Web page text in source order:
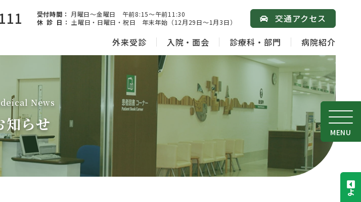
受付時間： 月曜日～金曜日 午前8:15～午前11:30
休 診 日 ： 土曜日・日曜日・祝日 年末年始（12月29日～1月3日）
交通アクセス
外来受診
入院・面会 診療科・部門 病院紹介
MENU
News
知らせ